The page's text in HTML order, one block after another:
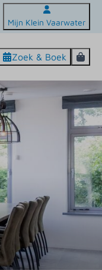
Mijn Klein Vaarwater
Zoek & Boek